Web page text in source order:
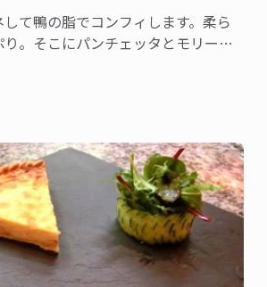
て鴨の脂でコンフィします。柔ら
。そこにパンチェッタとモリーユ
届けします。